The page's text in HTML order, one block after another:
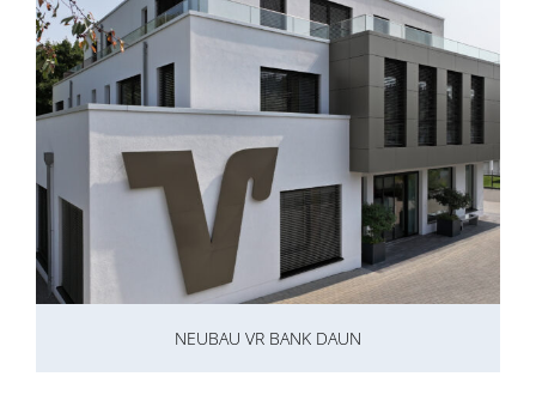
NEUBAU VR BANK DAUN